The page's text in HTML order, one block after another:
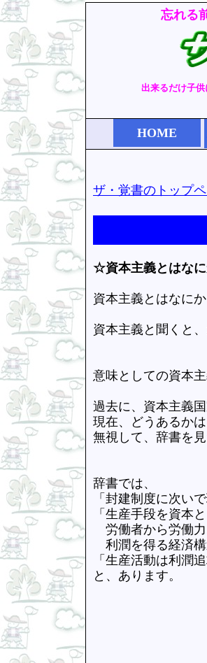
忘れる
出来るだけ子供
HOME
ザ・覚書のトップ
☆資本主義とはなに
資本主義とはなにか
資本主義と聞くと
意味としての資本
過去に、資本主義
現在、どうあるか
無視して、辞書を
辞書では、
「封建制度に次い
「生産手段を資本
労働者から労働力
利潤を得る経済構
「生産活動は利潤
と、あります。